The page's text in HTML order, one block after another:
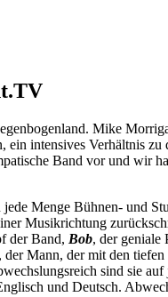
Mike
intensives Verhältnis
Band vor und wir
Menge Bühnen- und
Musikrichtung
der Band, Bob, der geniale
der Mann, der mit den
sind sie
und Deutsch.